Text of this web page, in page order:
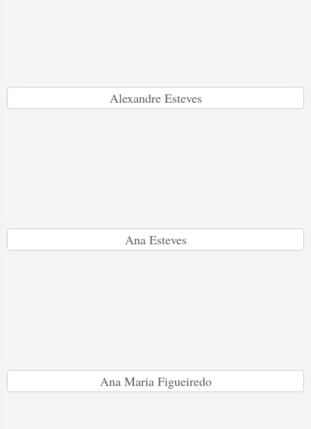
Alexandre Esteves
Ana Esteves
Ana Maria Figueiredo